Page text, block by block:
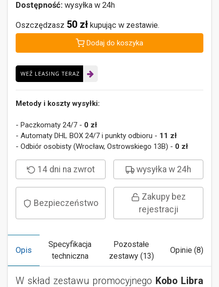
Dostępność: wysyłka w 24h
Oszczędzasz 50 zł kupując w zestawie.
Dodaj do koszyka
WEŹ LEASING TERAZ
Metody i koszty wysyłki:
- Paczkomaty 24/7 - 0 zł
- Automaty DHL BOX 24/7 i punkty odbioru - 11 zł
- Odbiór osobisty (Wrocław, Ostrowskiego 13B) - 0 zł
14 dni na zwrot wysyłka w 24h
Bezpieczeństwo
Zakupy bez
rejestracji
Opis
Specyfikacja
techniczna
Pozostałe
zestawy (13)
Opinie (8)
W skład zestawu promocyjnego Kobo Libra